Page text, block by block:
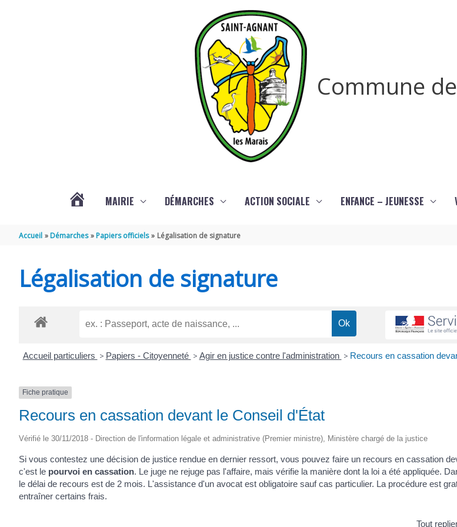
Commune
MAIRIE DÉMARCHES ACTION SOCIALE ENFANCE – JEUNESSE
Accueil Démarches Papiers officiels Légalisation de signature
Légalisation de signature
Accueil particuliers > Papiers - Citoyenneté > Agir en justice contre l'administration > Recours en cassation
Fiche pratique
Recours en cassation devant le Conseil d'État
Vérifié le 30/11/2018 - Direction de l'information légale et administrative (Premier ministre), Ministère chargé de la justice
Si vous contestez une décision de justice rendue en dernier ressort, vous pouvez faire un recours en cassation
c'est le pourvoi en cassation. Le juge ne rejuge pas l'affaire, mais vérifie la manière dont la loi a été appliquée.
le délai de recours est de 2 mois. L'assistance d'un avocat est obligatoire sauf cas particulier. La procédure est
entraîner certains frais.
Tout